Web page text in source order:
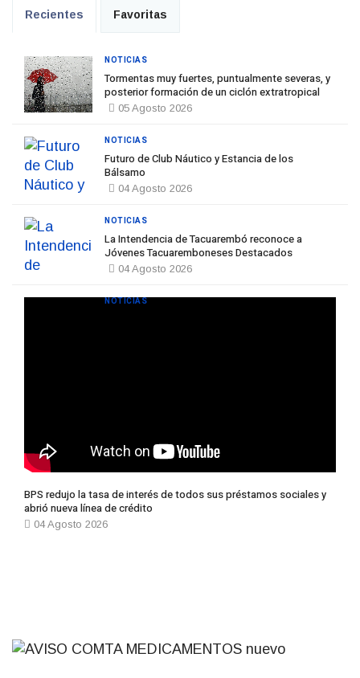
Recientes Favoritas
Tormentas muy fuertes, puntualmente severas, y
posterior formación de un ciclón extratropical
05 Agosto 2026
NOTICIAS
Futuro de Club Náutico y Estancia de los
Bálsamo
04 Agosto 2026
NOTICIAS
La Intendencia de Tacuarembó reconoce a
Jóvenes Tacuaremboneses Destacados
04 Agosto 2026
NOTICIAS
BPS redujo la tasa de interés de todos sus préstamos sociales y
abrió nueva línea de crédito
04 Agosto 2026
NOTICIAS